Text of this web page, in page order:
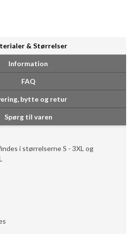
& Størrelser
Information
FAQ
bytte og retur
Spørg til varen
i størrelserne S - 3XL og